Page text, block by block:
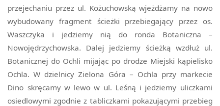
przejechaniu przez ul. Kożuchowską wjeżdżamy na nowo
wybudowany fragment ścieżki przebiegający przez os.
Waszczyka i jedziemy nią do ronda Botaniczna –
Nowojędrzychowska. Dalej jedziemy ścieżką wzdłuż ul.
Botanicznej do Ochli mijając po drodze Miejski kąpielisko
Ochla. W dzielnicy Zielona Góra – Ochla przy markecie
Dino skręcamy w lewo w ul. Leśną i jedziemy uliczkami
osiedlowymi zgodnie z tabliczkami pokazującymi przebieg